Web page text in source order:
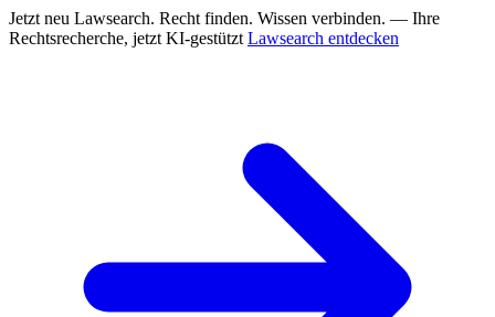
Jetzt neu Lawsearch. Recht finden. Wissen verbinden. — Ihre
Rechtsrecherche, jetzt KI-gestützt Lawsearch entdecken